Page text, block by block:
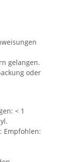
gelangen.
oder
< 1
Empfohlen: